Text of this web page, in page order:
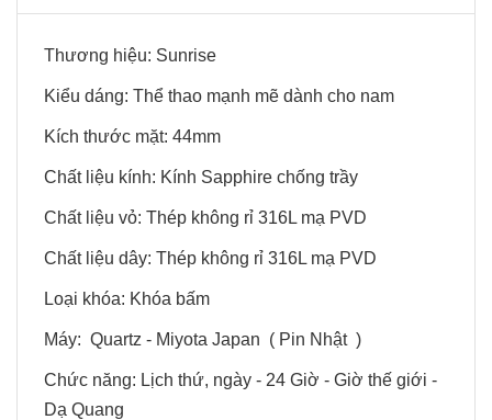
Thương hiệu: Sunrise
Kiểu dáng: Thể thao mạnh mẽ dành cho nam
Kích thước mặt: 44mm
Chất liệu kính: Kính Sapphire chống trầy
Chất liệu vỏ: Thép không rỉ 316L mạ PVD
Chất liệu dây: Thép không rỉ 316L mạ PVD
Loại khóa: Khóa bấm
Máy: Quartz - Miyota Japan ( Pin Nhật )
Chức năng: Lịch thứ, ngày - 24 Giờ - Giờ thế giới -
Dạ Quang